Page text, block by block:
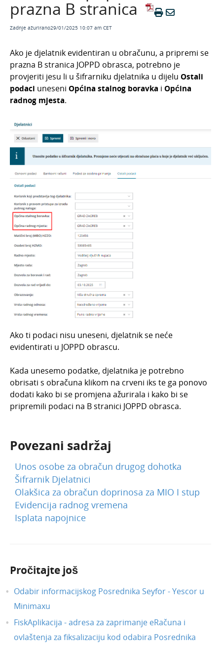
Evidencija radnog vremena
prazna B stranica
Zadnje ažurirano29/01/2025 10:07 am CET
Ako je djelatnik evidentiran u obračunu, a pripremi se
prazna B stranica JOPPD obrasca, potrebno je
provjeriti jesu li u šifrarniku djelatnika u dijelu Ostali
podaci uneseni Općina stalnog boravka i Općina
radnog mjesta.
Ako ti podaci nisu uneseni, djelatnik se neće
evidentirati u JOPPD obrascu.
Kada unesemo podatke, djelatnika je potrebno
obrisati s obračuna klikom na crveni iks te ga ponovo
dodati kako bi se promjena ažurirala i kako bi se
pripremili podaci na B stranici JOPPD obrasca.
Povezani sadržaj
Unos osobe za obračun drugog dohotka
Šifrarnik Djelatnici
Olakšica za obračun doprinosa za MIO I stup
Evidencija radnog vremena
Isplata napojnice
Pročitajte još
Odabir informacijskog Posrednika Seyfor - Yescor u
Minimaxu
FiskAplikacija - adresa za zaprimanje eRačuna i
ovlaštenja za fiksalizaciju kod odabira Posrednika